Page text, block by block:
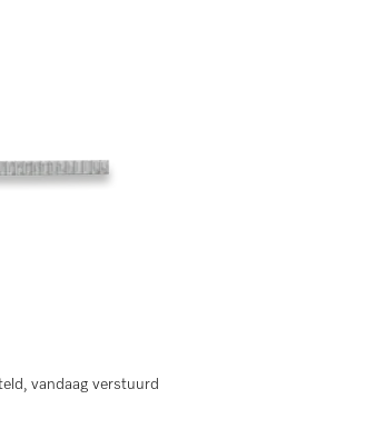
vandaag verstuurd